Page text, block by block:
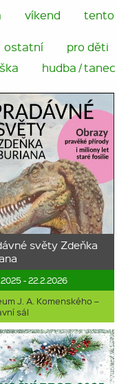
víkend tento
ostatní pro děti
hudba / tanec
světy Zdeňka
- 22.2.2026
J. A. Komenského –
sál